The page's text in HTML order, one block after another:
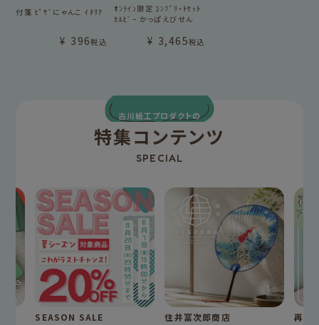
付箋 ﾋﾟｻﾞにゃんこ ｲﾀﾘｱ
¥ 396税込
ｵﾝﾗｲﾝ限定 ｺﾝﾌﾟﾘｰﾄｾｯﾄ
ｶﾙﾋﾞｰ かっぱえびせん
¥ 3,465税込
古川紙工プロダクトの
特集コンテンツ
SPECIAL
SEASON SALE 住井冨次郎商店 再入